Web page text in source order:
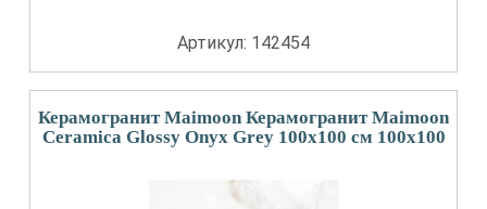
Артикул: 142454
Керамогранит Maimoon Керамогранит Maimoon
Ceramica Glossy Onyx Grey 100х100 см 100x100